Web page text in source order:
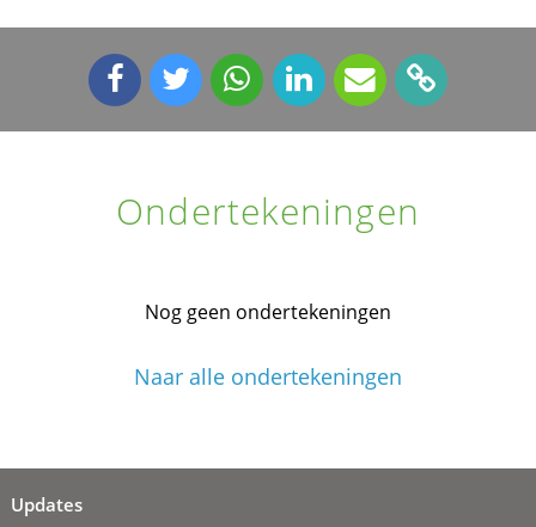
Ondertekeningen
Nog geen ondertekeningen
Naar alle ondertekeningen
Updates